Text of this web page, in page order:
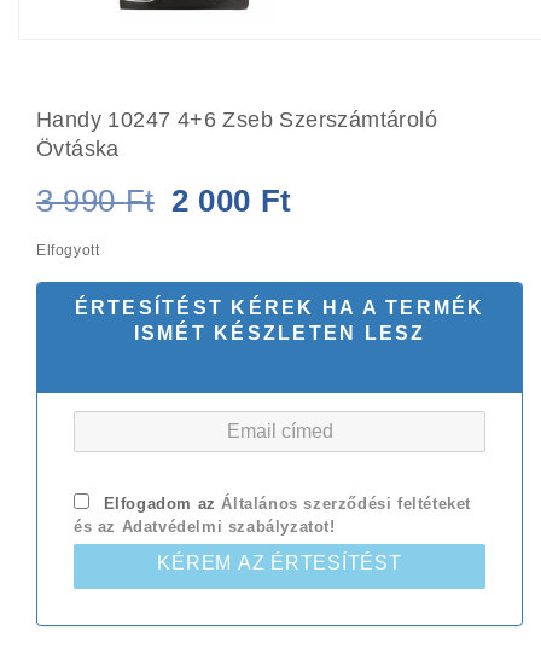
Handy 10247 4+6 Zseb Szerszámtároló
Övtáska
3 990Ft Original
was:
3
2 000 Ft
is:
2
Elfogyott
ÉRTESÍTÉST KÉREK HA A TERMÉK
ISMÉT KÉSZLETEN LESZ
Elfogadom azÁltalános szerződési feltéteket
és az Adatvédelmi szabályzatot!
KÉREM AZ ÉRTESÍTÉST